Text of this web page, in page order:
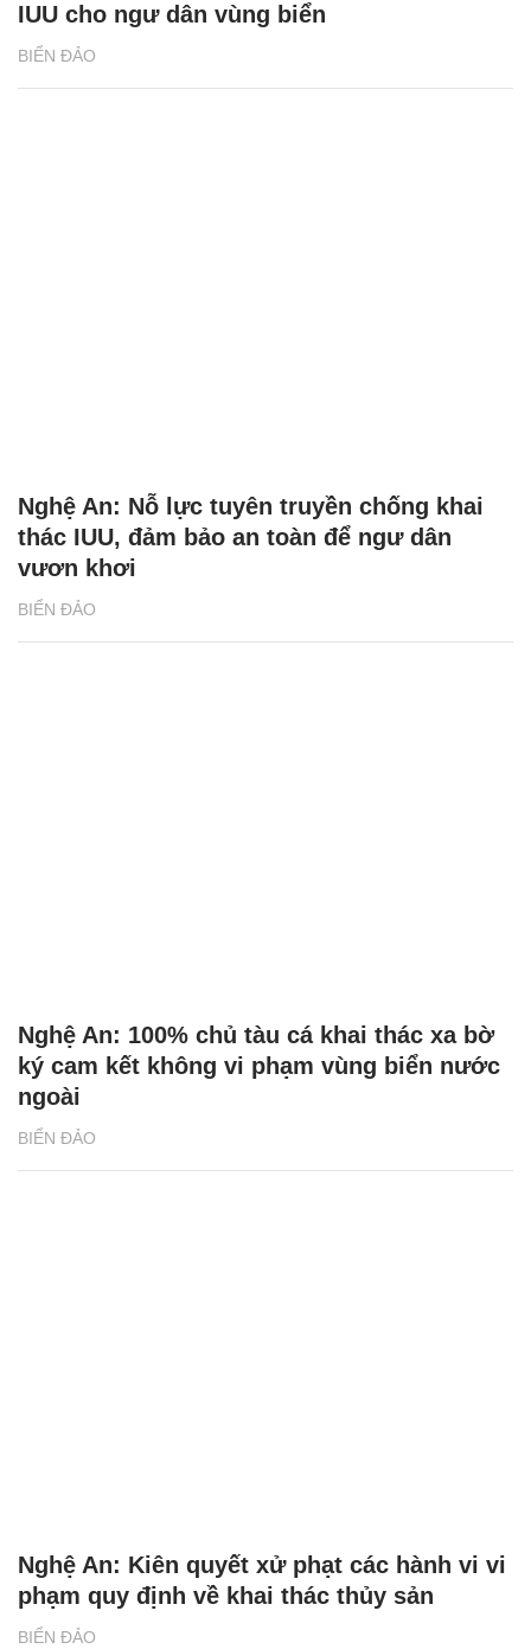
BIỂN ĐẢO
IUU cho ngư dân vùng biển
BIỂN ĐẢO
Nghệ An: Nỗ lực tuyên truyền chống khai
thác IUU, đảm bảo an toàn để ngư dân
vươn khơi
BIỂN ĐẢO
Nghệ An: 100% chủ tàu cá khai thác xa bờ
ký cam kết không vi phạm vùng biển nước
ngoài
BIỂN ĐẢO
Nghệ An: Kiên quyết xử phạt các hành vi vi
phạm quy định về khai thác thủy sản